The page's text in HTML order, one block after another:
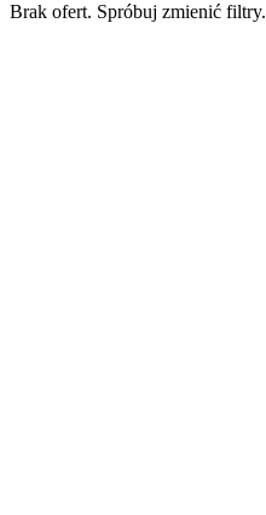
Brak ofert. Spróbuj zmienić filtry.